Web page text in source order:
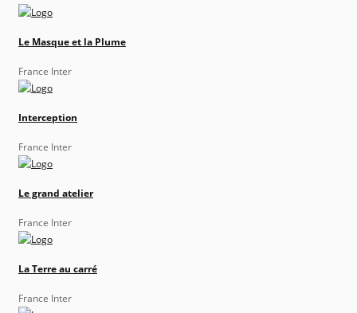
Le Masque et la Plume
France Inter
Interception
France Inter
Le grand atelier
France Inter
La Terre au carré
France Inter